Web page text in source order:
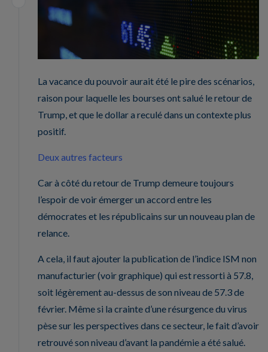
La vacance du pouvoir aurait été le pire des scénarios,
raison pour laquelle les bourses ont salué le retour de
Trump, et que le dollar a reculé dans un contexte plus
positif.
Deux autres facteurs
Car à côté du retour de Trump demeure toujours
l’espoir de voir émerger un accord entre les
démocrates et les républicains sur un nouveau plan de
relance.
A cela, il faut ajouter la publication de l’indice ISM non
manufacturier (voir graphique) qui est ressorti à 57.8,
soit légèrement au-dessus de son niveau de 57.3 de
février. Même si la crainte d’une résurgence du virus
pèse sur les perspectives dans ce secteur, le fait d’avoir
retrouvé son niveau d’avant la pandémie a été salué.